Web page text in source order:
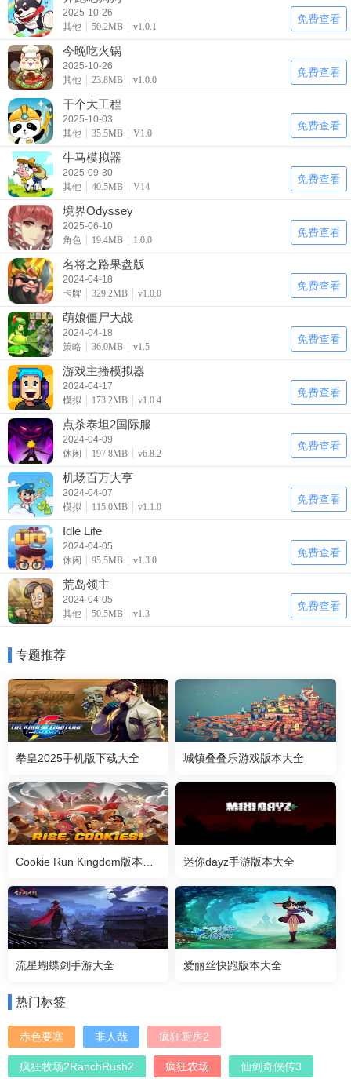
2025-10-26
其他
50.2MB v1.0.1
免费查看
今晚吃火锅
2025-10-26
其他
23.8MB v1.0.0
免费查看
干个大工程
2025-10-03
其他
35.5MB V1.0
免费查看
牛马模拟器
2025-09-30
其他
40.5MB V14
免费查看
境界Odyssey
2025-06-10
角色
19.4MB 1.0.0
免费查看
名将之路果盘版
2024-04-18
卡牌
329.2MB v1.0.0
免费查看
萌娘僵尸大战
2024-04-18
策略
36.0MB v1.5
免费查看
游戏主播模拟器
2024-04-17
模拟
173.2MB v1.0.4
免费查看
点杀泰坦2国际服
2024-04-09
休闲
197.8MB v6.8.2
免费查看
机场百万大亨
2024-04-07
模拟
115.0MB v1.1.0
免费查看
Idle Life
2024-04-05
休闲
95.5MB v1.3.0
免费查看
荒岛领主
2024-04-05
其他
50.5MB v1.3
免费查看
专题推荐
拳皇2025手机版下载大全 城镇叠叠乐游戏版本大全
迷你dayz手游版本大全
流星蝴蝶剑手游大全 爱丽丝快跑版本大全
热门标签
赤色要塞 非人哉 疯狂厨房2
疯狂牧场2RanchRush2 疯狂农场 仙剑奇侠传3